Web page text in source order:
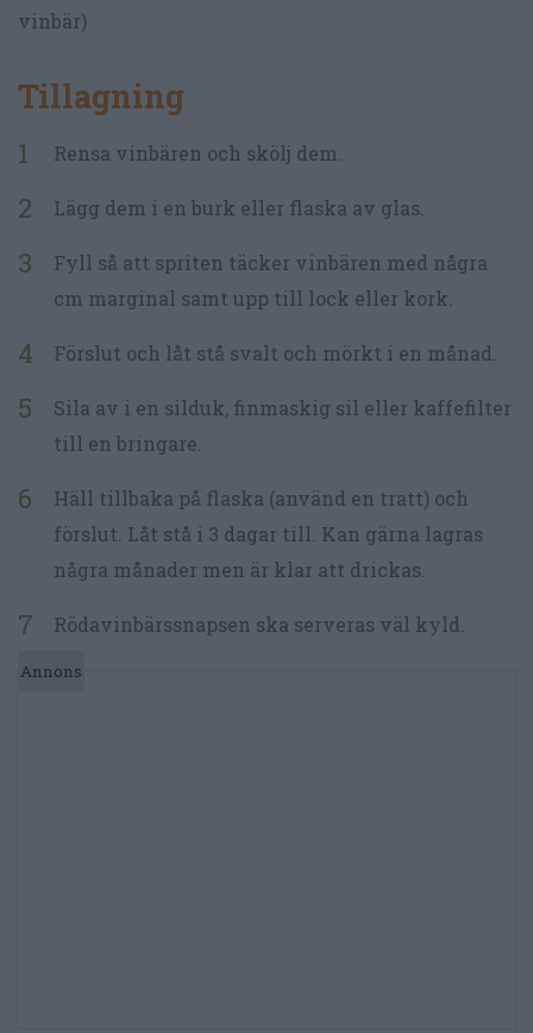
vinbär)
Tillagning
Rensa vinbären och skölj dem.
Lägg dem i en burk eller flaska av glas.
Fyll så att spriten täcker vinbären med några
cm marginal samt upp till lock eller kork.
Förslut och låt stå svalt och mörkt i en månad.
Sila av i en silduk, finmaskig sil eller kaffefilter
till en bringare.
Häll tillbaka på flaska (använd en tratt) och
förslut. Låt stå i 3 dagar till. Kan gärna lagras
några månader men är klar att drickas.
Rödavinbärssnapsen ska serveras väl kyld.